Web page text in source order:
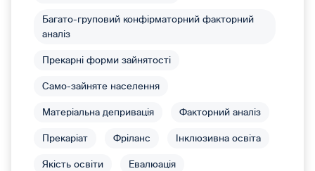
Багато-груповий конфірматорний факторний
аналіз
Прекарні форми зайнятості
Само-зайняте населення
Матеріальна депривація Факторний аналіз
Прекаріат Фріланс Інклюзивна освіта
Якість освіти Евалюація